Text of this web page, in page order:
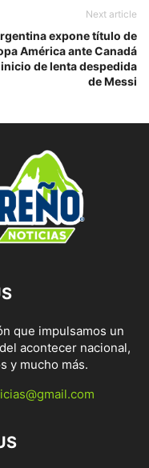
Next article
expone título de
América ante Canadá
de lenta despedida
de Messi
que impulsamos un
acontecer nacional,
y mucho más.